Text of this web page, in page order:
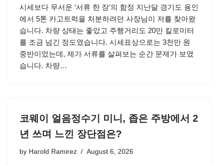
시세보다 무서운 ‘서류 한 장’의 함정 지난달 경기도 용인
에서 5톤 카고트럭을 처분하려던 사장님이 저를 찾아왔
습니다. 차량 상태는 좋았고 주행거리도 20만 킬로미터
를 조금 넘긴 정도였습니다. 시세표상으로는 3천만 원
중반이었는데, 제가 서류를 살펴보는 순간 문제가 보였
습니다. 차량…
코웨이 얼음정수기 미니, 좁은 주방에서 2
년 쓰며 느낀 장단점은?
by Harold Ramirez August 6, 2026